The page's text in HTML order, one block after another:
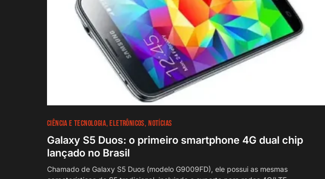
CIÊNCIA E TECNOLOGIA ELETRÔNICOS NOTÍCIAS
Galaxy S5 Duos: o primeiro smartphone 4G dual chip
lançado no Brasil
Chamado de Galaxy S5 Duos (modelo G9009FD), ele possui as mesmas